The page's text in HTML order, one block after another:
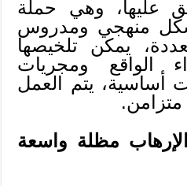
عليها، وهي حملة
منهجي ومدروس
يمكن تلخيصها
الواقع ومجريات
أساسية، يتم العمل
مظلة واسعة